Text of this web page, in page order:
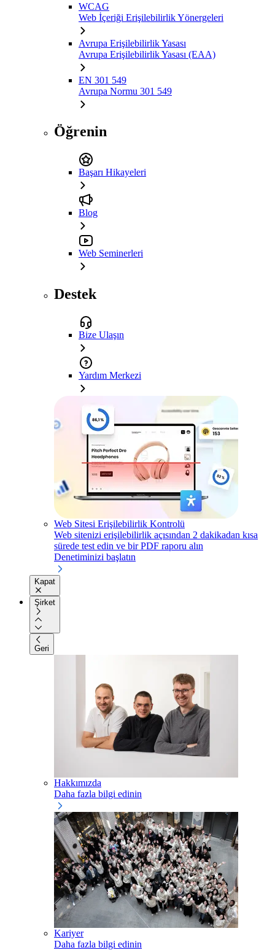
WCAG
Web İçeriği Erişilebilirlik Yönergeleri
Avrupa Erişilebilirlik Yasası
Avrupa Erişilebilirlik Yasası (EAA)
EN 301 549
Avrupa Normu 301 549
Öğrenin
Başarı Hikayeleri
Blog
Web Seminerleri
Destek
Bize Ulaşın
Yardım Merkezi
Web Sitesi Erişilebilirlik Kontrolü
Web sitenizi erişilebilirlik açısından 2 dakikadan kısa
sürede test edin ve bir PDF raporu alın
Denetiminizi başlatın
Kapat
Şirket
Geri
Hakkımızda
Daha fazla bilgi edinin
Kariyer
Daha fazla bilgi edinin